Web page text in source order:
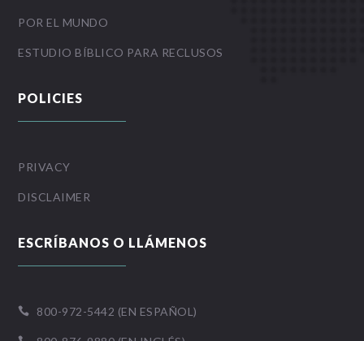
POR EL MUNDO
ESTUDIO BÍBLICO PARA RECLUSOS
POLICIES
PRIVACY
DISCLAIMER
ESCRÍBANOS O LLÁMENOS
 800-972-5442 (EN ESPAÑOL)